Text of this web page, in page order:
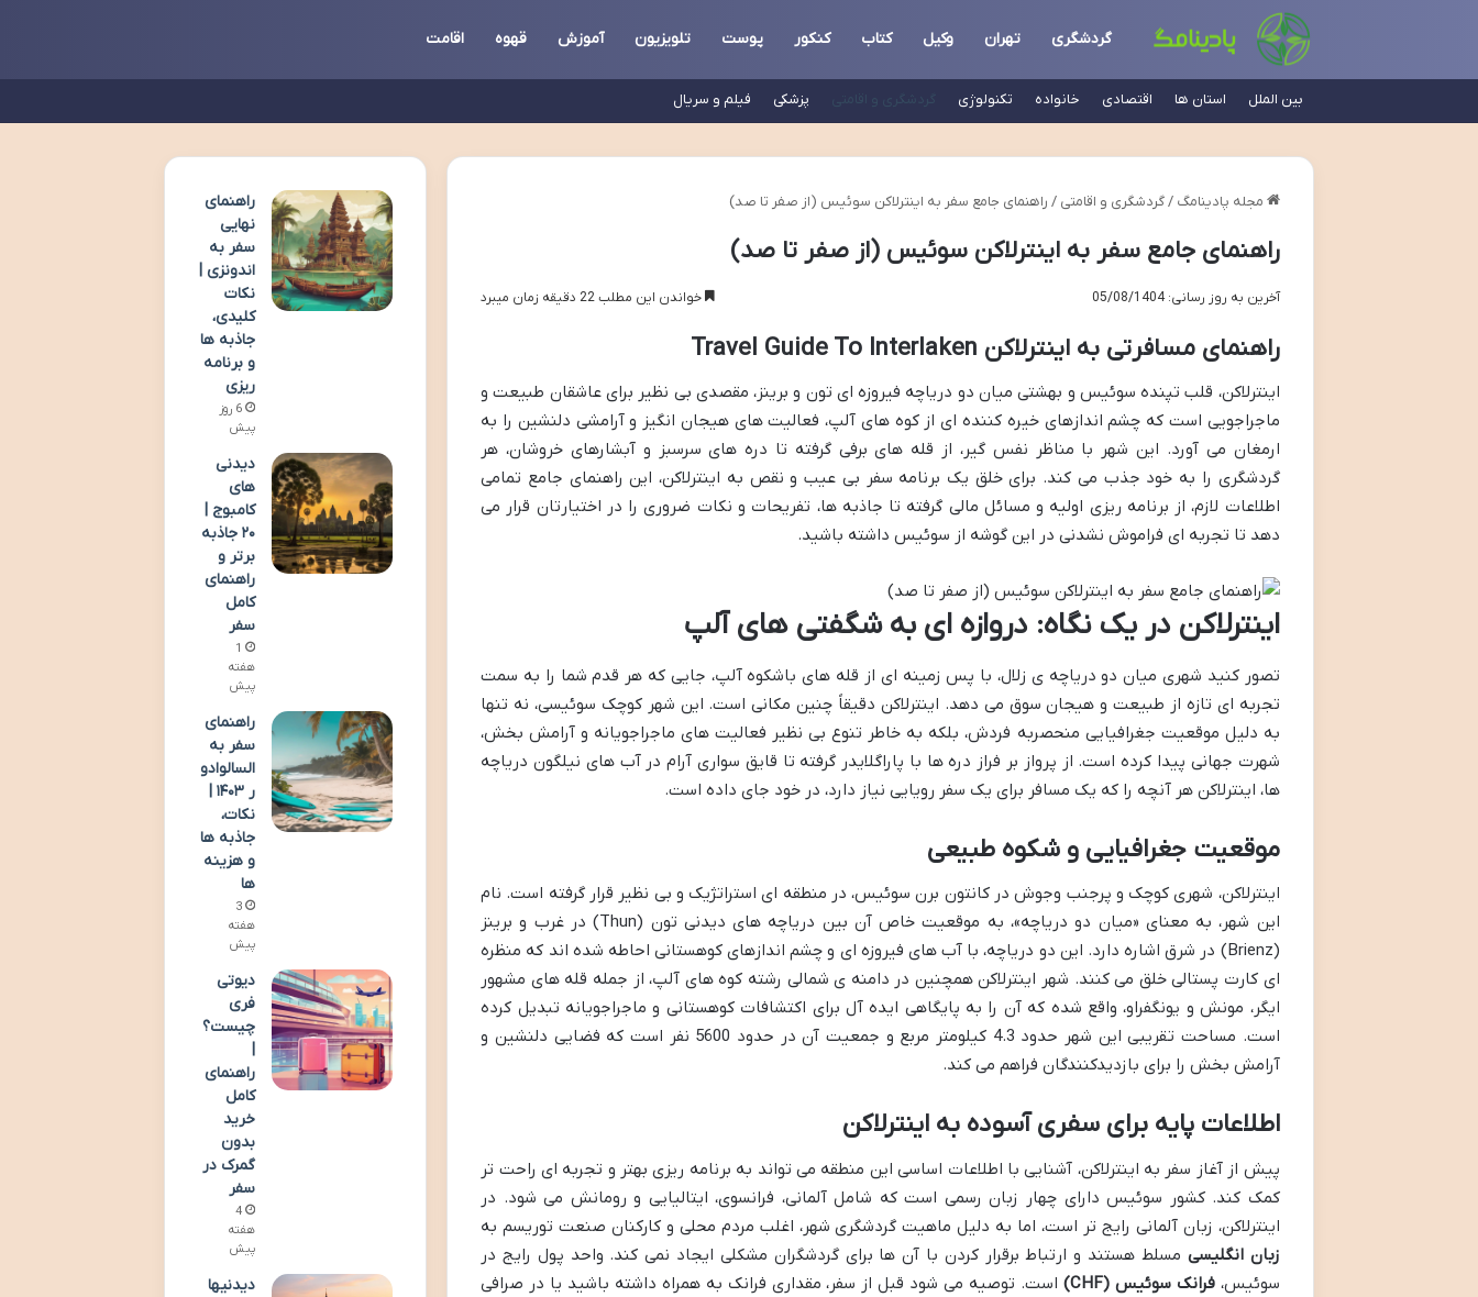
گردشگری تهران وکیل کتاب کنکور پوست تلویزیون آموزش قهوه اقامت
بین الملل استان ها اقتصادی خانواده تکنولوژی گردشگری و اقامتی پزشکی فیلم و سریال
مجله پادینامگ / گردشگری و اقامتی / راهنمای جامع سفر به اینترلاکن سوئیس (از صفر تا صد)
راهنمای جامع سفر به اینترلاکن سوئیس (از صفر تا صد)
آخرین به روز رسانی: 05/08/1404 خواندن این مطلب 22 دقیقه زمان میبرد
راهنمای مسافرتی به اینترلاکن Travel Guide To Interlaken
اینترلاکن، قلب تپنده سوئیس و بهشتی میان دو دریاچه فیروزه ای تون و برینز، مقصدی بی نظیر برای عاشقان طبیعت و
ماجراجویی است که چشم اندازهای خیره کننده ای از کوه های آلپ، فعالیت های هیجان انگیز و آرامشی دلنشین را به
ارمغان می آورد. این شهر با مناظر نفس گیر، از قله های برفی گرفته تا دره های سرسبز و آبشارهای خروشان، هر
گردشگری را به خود جذب می کند. برای خلق یک برنامه سفر بی عیب و نقص به اینترلاکن، این راهنمای جامع تمامی
اطلاعات لازم، از برنامه ریزی اولیه و مسائل مالی گرفته تا جاذبه ها، تفریحات و نکات ضروری را در اختیارتان قرار می
دهد تا تجربه ای فراموش نشدنی در این گوشه از سوئیس داشته باشید.
اینترلاکن در یک نگاه: دروازه ای به شگفتی های آلپ
تصور کنید شهری میان دو دریاچه ی زلال، با پس زمینه ای از قله های باشکوه آلپ، جایی که هر قدم شما را به سمت
تجربه ای تازه از طبیعت و هیجان سوق می دهد. اینترلاکن دقیقاً چنین مکانی است. این شهر کوچک سوئیسی، نه تنها
به دلیل موقعیت جغرافیایی منحصربه فردش، بلکه به خاطر تنوع بی نظیر فعالیت های ماجراجویانه و آرامش بخش،
شهرت جهانی پیدا کرده است. از پرواز بر فراز دره ها با پاراگلایدر گرفته تا قایق سواری آرام در آب های نیلگون دریاچه
ها، اینترلاکن هر آنچه را که یک مسافر برای یک سفر رویایی نیاز دارد، در خود جای داده است.
موقعیت جغرافیایی و شکوه طبیعی
اینترلاکن، شهری کوچک و پرجنب وجوش در کانتون برن سوئیس، در منطقه ای استراتژیک و بی نظیر قرار گرفته است. نام
این شهر، به معنای «میان دو دریاچه»، به موقعیت خاص آن بین دریاچه های دیدنی تون (Thun) در غرب و برینز
(Brienz) در شرق اشاره دارد. این دو دریاچه، با آب های فیروزه ای و چشم اندازهای کوهستانی احاطه شده اند که منظره
ای کارت پستالی خلق می کنند. شهر اینترلاکن همچنین در دامنه ی شمالی رشته کوه های آلپ، از جمله قله های مشهور
ایگر، مونش و یونگفراو، واقع شده که آن را به پایگاهی ایده آل برای اکتشافات کوهستانی و ماجراجویانه تبدیل کرده
است. مساحت تقریبی این شهر حدود 4.3 کیلومتر مربع و جمعیت آن در حدود 5600 نفر است که فضایی دلنشین و
آرامش بخش را برای بازدیدکنندگان فراهم می کند.
اطلاعات پایه برای سفری آسوده به اینترلاکن
پیش از آغاز سفر به اینترلاکن، آشنایی با اطلاعات اساسی این منطقه می تواند به برنامه ریزی بهتر و تجربه ای راحت تر
کمک کند. کشور سوئیس دارای چهار زبان رسمی است که شامل آلمانی، فرانسوی، ایتالیایی و رومانش می شود. در
اینترلاکن، زبان آلمانی رایج تر است، اما به دلیل ماهیت گردشگری شهر، اغلب مردم محلی و کارکنان صنعت توریسم به
زبان انگلیسی مسلط هستند و ارتباط برقرار کردن با آن ها برای گردشگران مشکلی ایجاد نمی کند. واحد پول رایج در
سوئیس،فرانک سوئیس (CHF)
است. توصیه می شود قبل از سفر، مقداری فرانک به همراه داشته باشید یا در صرافی
راهنمای
نهایی
سفر به
اندونزی |
نکات
کلیدی،
جاذبه ها
و برنامه
ریزی
6 روز
پیش
دیدنی
های
کامبوج |
۲۰ جاذبه
برتر و
راهنمای
کامل
سفر
1
هفته
پیش
راهنمای
سفر به
السالوادو
ر ۱۴۰۳ |
نکات،
جاذبه ها
و هزینه
ها
3
هفته
پیش
دیوتی
فری
چیست؟
|
راهنمای
کامل
خرید
بدون
گمرک در
سفر
4
هفته
پیش
دیدنیها